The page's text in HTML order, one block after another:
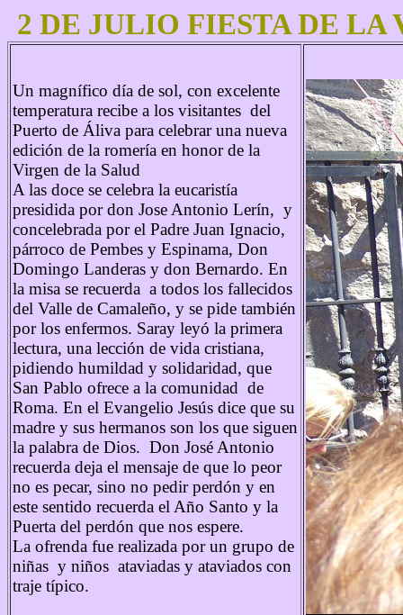
2 DE JULIO FIESTA DE
Un magnífico día de sol, con excelente
temperatura recibe a los visitantes del
Puerto de Áliva para celebrar una nueva
edición de la romería en honor de la
Virgen de la Salud
A las doce se celebra la eucaristía
presidida por don Jose Antonio Lerín, y
concelebrada por el Padre Juan Ignacio,
párroco de Pembes y Espinama, Don
Domingo Landeras y don Bernardo. En
la misa se recuerda a todos los fallecidos
del Valle de Camaleño, y se pide también
por los enfermos. Saray leyó la primera
lectura, una lección de vida cristiana,
pidiendo humildad y solidaridad, que
San Pablo ofrece a la comunidad de
Roma. En el Evangelio Jesús dice que su
madre y sus hermanos son los que siguen
la palabra de Dios. Don José Antonio
recuerda deja el mensaje de que lo peor
no es pecar, sino no pedir perdón y en
este sentido recuerda el Año Santo y la
Puerta del perdón que nos espere.
La ofrenda fue realizada por un grupo de
niñas y niños ataviadas y ataviados con
traje típico.